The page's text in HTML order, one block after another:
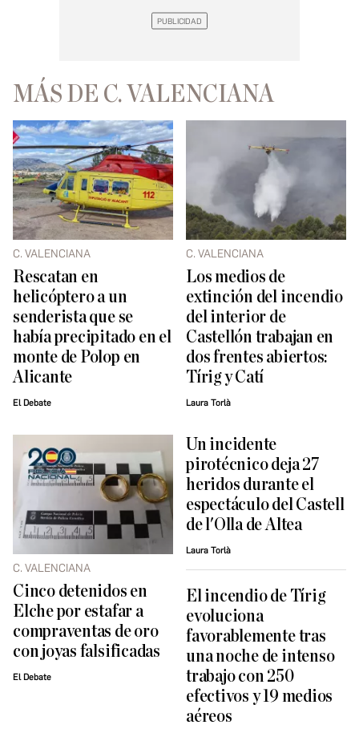
MÁS DE C. VALENCIANA
C. VALENCIANA
Rescatan en
helicóptero a un
senderista que se
había precipitado en el
monte de Polop en
Alicante
El Debate
C. VALENCIANA
Los medios de
extinción del incendio
del interior de
Castellón trabajan en
dos frentes abiertos:
Tírig y Catí
Laura Torlà
C. VALENCIANA
Cinco detenidos en
Elche por estafar a
compraventas de oro
con joyas falsificadas
El Debate
Un incidente
pirotécnico deja 27
heridos durante el
espectáculo del Castell
de l'Olla de Altea
Laura Torlà
El incendio de Tírig
evoluciona
favorablemente tras
una noche de intenso
trabajo con 250
efectivos y 19 medios
aéreos